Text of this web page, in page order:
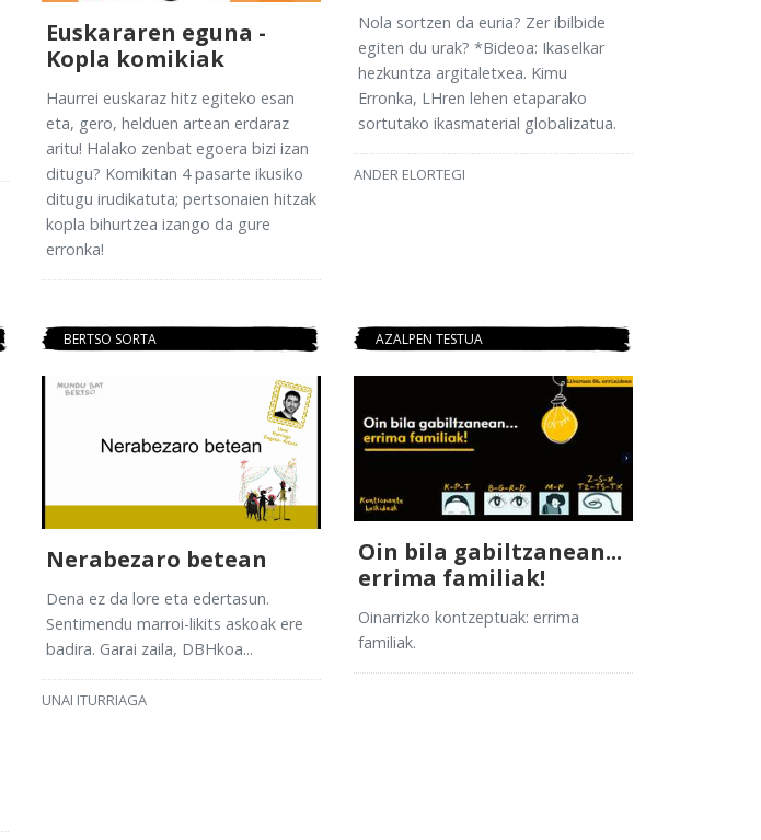
Euskararen eguna -
Kopla komikiak
Haurrei euskaraz hitz egiteko esan
eta, gero, helduen artean erdaraz
aritu! Halako zenbat egoera bizi izan
ditugu? Komikitan 4 pasarte ikusiko
ditugu irudikatuta; pertsonaien hitzak
kopla bihurtzea izango da gure
erronka!
Nola sortzen da euria? Zer ibilbide
egiten du urak? *Bideoa: Ikaselkar
hezkuntza argitaletxea. Kimu
Erronka, LHren lehen etaparako
sortutako ikasmaterial globalizatua.
ANDER ELORTEGI
BERTSO SORTA
Nerabezaro betean
Dena ez da lore eta edertasun.
Sentimendu marroi-likits askoak ere
badira. Garai zaila, DBHkoa...
UNAI ITURRIAGA
AZALPEN TESTUA
Oin bila gabiltzanean...
errima familiak!
Oinarrizko kontzeptuak: errima
familiak.